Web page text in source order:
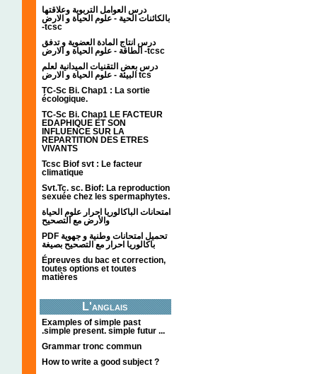
درس العوامل التربوية وعلاقتها
بالكائنات الحية - علوم الحياة و الارض
-tcsc
درس انتاج المادة العضوية و تدفق
الطاقة - علوم الحياة و الارض -tcsc
درس بعض التقنيات الميدانية لعلم
البيئة - علوم الحياة و الارض tcs
TC-Sc Bi. Chap1 : La sortie
écologique.
TC-Sc Bi. Chap1 LE FACTEUR
EDAPHIQUE ET SON
INFLUENCE SUR LA
REPARTITION DES ETRES
VIVANTS
Tcsc Biof svt : Le facteur
climatique
Svt.Tc. sc. Biof: La reproduction
sexuée chez les spermaphytes.
امتحانات الباكالوريا احرار علوم الحياة
والأرض مع التصحيح
PDF تحميل امتحانات وطنية و جهوية
باكالوريا احرار مع التصحيح بصيغة
Épreuves du bac et correction,
toutes options et toutes
matières
L'anglais
Examples of simple past
.simple present. simple futur ...
Grammar tronc commun
How to write a good subject ?